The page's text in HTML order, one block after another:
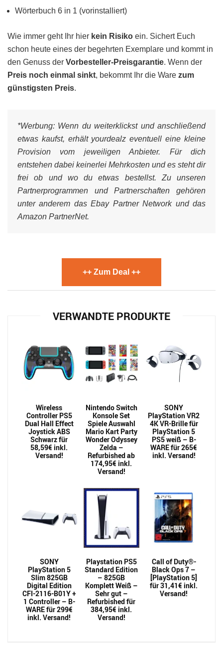
Wörterbuch 6 in 1 (vorinstalliert)
Wie immer geht Ihr hier kein Risiko ein. Sichert Euch
schon heute eines der begehrten Exemplare und kommt in
den Genuss der Vorbesteller-Preisgarantie. Wenn der
Preis noch einmal sinkt, bekommt Ihr die Ware zum
günstigsten Preis.
*Werbung: Wenn du weiterklickst und anschließend
etwas kaufst, erhält yourdealz eventuell eine kleine
Provision vom jeweiligen Anbieter. Für dich
entstehen dabei keinerlei Mehrkosten und es steht dir
frei ob und wo du etwas bestellst. Zu unseren
Partnerprogrammen und Partnerschaften gehören
unter anderem das Ebay Partner Network und das
Amazon PartnerNet.
++ Zum Deal ++
VERWANDTE PRODUKTE
Wireless
Controller PS5
Dual Hall Effect
Joystick ABS
Schwarz für
58,59€ inkl.
Versand!
Nintendo Switch
Konsole Set
Spiele Auswahl
Mario Kart Party
Wonder Odyssey
Zelda –
Refurbished ab
174,95€ inkl.
Versand!
SONY
PlayStation VR2
4K VR-Brille für
PlayStation 5
PS5 weiß – B-
WARE für 265€
inkl. Versand!
SONY
PlayStation 5
Slim 825GB
Digital Edition
CFI-2116-B01Y +
1 Controller – B-
WARE für 299€
inkl. Versand!
Playstation PS5
Standard Edition
– 825GB
Komplett Weiß –
Sehr gut –
Refurbished für
384,95€ inkl.
Versand!
Call of Duty®-
Black Ops 7 –
[PlayStation 5]
für 31,41€ inkl.
Versand!